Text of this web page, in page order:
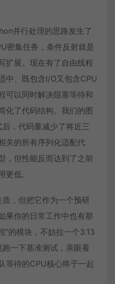
并行处理的思路发生了
密集任务，条件反射就是
扩展。现在有了自由线程
中、既包含I/O又包含CPU
可以同时解决阻塞等待和
化了代码结构。我们的图
，代码量减少了将近三
的所有序列化适配代
，但性能反而达到了之前
低。
，但把它作为一个预研
果你的日常工作中也有那
”的模块，不妨拉一个3.13
一下基准测试，亲眼看
等待的CPU核心终于一起